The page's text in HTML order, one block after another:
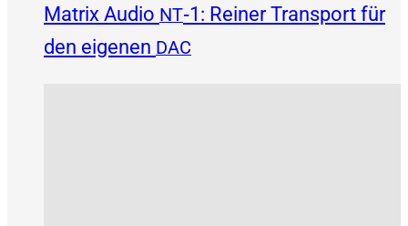
Matrix Audio NT‑1: Reiner Transport für
den eigenen DAC